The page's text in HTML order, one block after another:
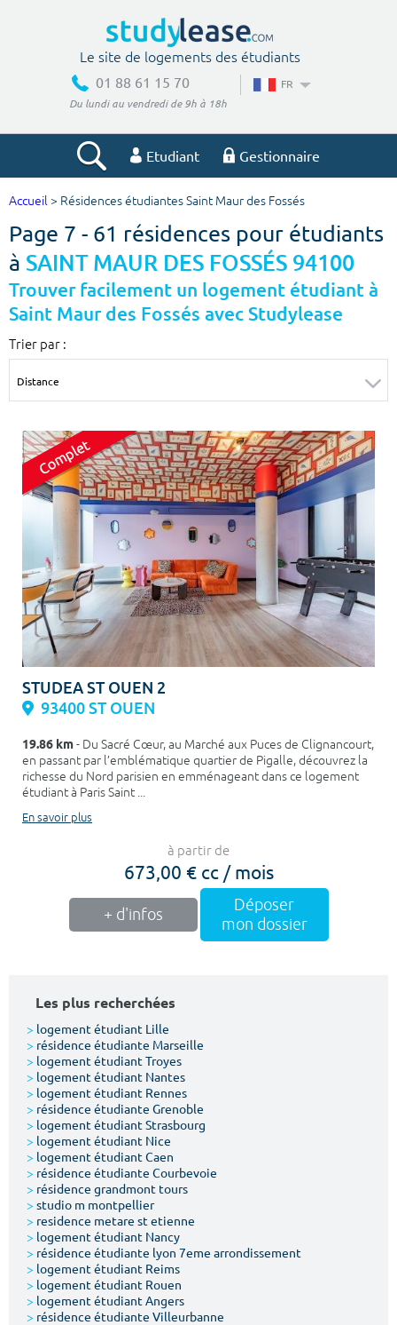
Le site de logements des étudiants
01 88 61 15 70
Du lundi au vendredi de 9h à 18h
FR
Etudiant Gestionnaire
Votre recherche
Ville, école
m² m²
Type de location
Colocation
Votre date d'entrée
Accueil > Résidences étudiantes Saint Maur des Fossés
Page 7 - 61 résidences pour étudiants
à SAINT MAUR DES FOSSÉS 94100
Trouver facilement un logement étudiant à
Saint Maur des Fossés avec Studylease
Trier par :
STUDEA ST OUEN 2
93400 ST OUEN
19.86 km- Du Sacré Cœur, au Marché aux Puces de Clignancourt,
en passant par l’emblématique quartier de Pigalle, découvrez la
richesse du Nord parisien en emménageant dans ce logement
étudiant à Paris Saint ...
En savoir plus
à partir de
673,00 € cc / mois
+ d'infos
Déposer
mon dossier
Les plus recherchées
> logement étudiant Lille
> résidence étudiante Marseille
> logement étudiant Troyes
> logement étudiant Nantes
> logement étudiant Rennes
> résidence étudiante Grenoble
> logement étudiant Strasbourg
> logement étudiant Nice
> logement étudiant Caen
> résidence étudiante Courbevoie
> résidence grandmont tours
> studio m montpellier
> residence metare st etienne
> logement étudiant Nancy
> résidence étudiante lyon 7eme arrondissement
> logement étudiant Reims
> logement étudiant Rouen
> logement étudiant Angers
> résidence étudiante Villeurbanne